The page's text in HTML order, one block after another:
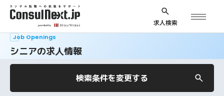
求人検索
Job Openings
シニアの求人情報
検索条件を変更する